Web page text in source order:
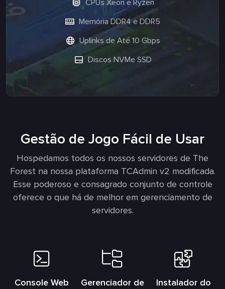
CPUs Xeon e Ryzen
Memória DDR4 e DDR5
Uplinks de Até 10 Gbps
Discos NVMe SSD
Gestão de Jogo Fácil de Usar
Hospedamos todos os nossos servidores de The
Forest na nossa plataforma TCAdmin v2 modificada.
Esse poderoso e consagrado conjunto de controle
oferece o que há de melhor em gerenciamento de
servidores.
Console Web
Gerenciador de
Instalador do